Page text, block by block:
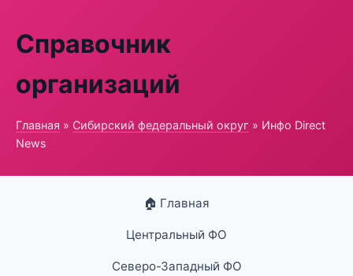
Справочник
организаций
Главная » Сибирский федеральный округ » Инфо Direct
News
🏠 Главная
Центральный ФО
Северо-Западный ФО